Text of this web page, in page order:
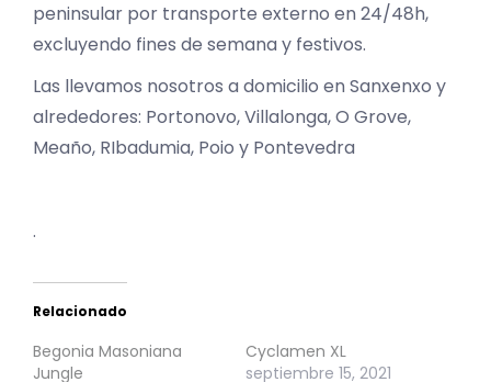
peninsular por transporte externo en 24/48h,
excluyendo fines de semana y festivos.
Las llevamos nosotros a domicilio en Sanxenxo y
alrededores: Portonovo, Villalonga, O Grove,
Meaño, RIbadumia, Poio y Pontevedra
.
Relacionado
Begonia Masoniana
Jungle
Cyclamen XL
septiembre 15, 2021